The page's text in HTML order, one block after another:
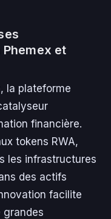
et
la plateforme
financière.
tokens RWA,
les infrastructures
des actifs
facilite
grandes